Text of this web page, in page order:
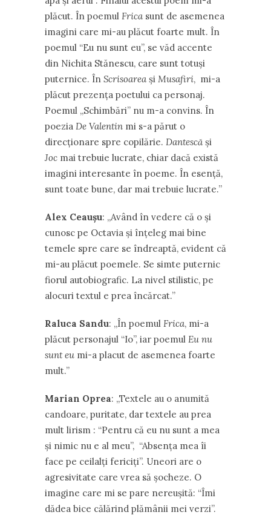
plăcut. În poemul Frica sunt de asemenea
imagini care mi-au plăcut foarte mult. În
poemul “Eu nu sunt eu”, se văd accente
din Nichita Stănescu, care sunt totuși
puternice. În Scrisoarea și Musafiri, mi-a
plăcut prezența poetului ca personaj.
Poemul „Schimbări” nu m-a convins. În
poezia De Valentin mi s-a părut o
direcționare spre copilărie. Dantescă și
Joc mai trebuie lucrate, chiar dacă există
imagini interesante în poeme. În esență,
sunt toate bune, dar mai trebuie lucrate.’’
Alex Ceaușu: ,,Având în vedere că o și
cunosc pe Octavia și înțeleg mai bine
temele spre care se îndreaptă, evident că
mi-au plăcut poemele. Se simte puternic
fiorul autobiografic. La nivel stilistic, pe
alocuri textul e prea încărcat.’’
Raluca Sandu: ,,În poemul Frica, mi-a
plăcut personajul “Io”, iar poemul Eu nu
sunt eu mi-a placut de asemenea foarte
mult.’’
Marian Oprea: ,,Textele au o anumită
candoare, puritate, dar textele au prea
mult lirism : “Pentru că eu nu sunt a mea
și nimic nu e al meu’’, “Absența mea îi
face pe ceilalți fericiți”. Uneori are o
agresivitate care vrea să șocheze. O
imagine care mi se pare nereușită: “Îmi
dădea bice călărind plămânii mei verzi”.